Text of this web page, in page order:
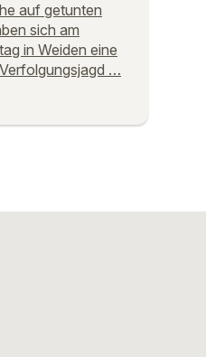
auf getunten
sich am
in Weiden eine
…